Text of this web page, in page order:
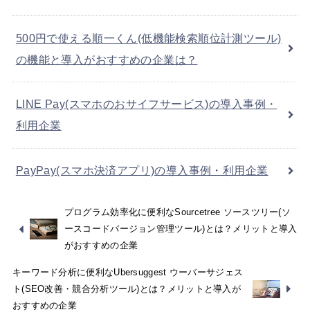
500円で使える順一くん(低機能検索順位計測ツール)
の機能と導入がおすすめの企業は？
LINE Pay(スマホのおサイフサービス)の導入事例・
利用企業
PayPay(スマホ決済アプリ)の導入事例・利用企業
プログラム効率化に便利なSourcetree ソースツリー(ソ
ースコードバージョン管理ツール)とは？メリットと導入
がおすすめの企業
キーワード分析に便利なUbersuggest ウーバーサジェス
ト(SEO改善・競合分析ツール)とは？メリットと導入が
おすすめの企業